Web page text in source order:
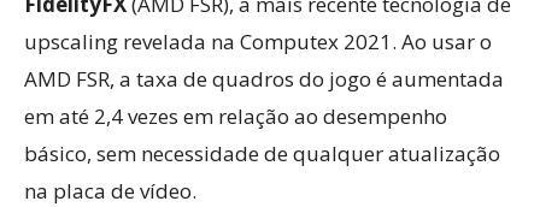
upscaling revelada na Computex 2021. Ao usar o
AMD FSR, a taxa de quadros do jogo é aumentada
em até 2,4 vezes em relação ao desempenho
básico, sem necessidade de qualquer atualização
na placa de vídeo.